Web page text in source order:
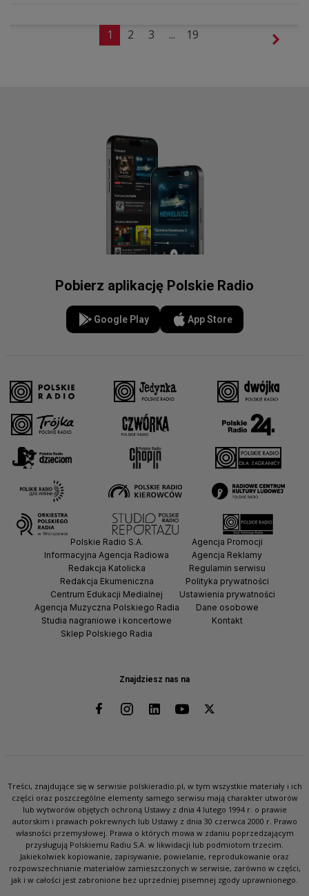
1 2 3 ... 19
Pobierz aplikację Polskie Radio
Google Play App Store
Znajdziesz nas na
Polskie Radio S.A.
Informacyjna Agencja Radiowa
Redakcja Katolicka
Redakcja Ekumeniczna
Centrum Edukacji Medialnej
Agencja Muzyczna Polskiego Radia
Studia nagraniowe i koncertowe
Sklep Polskiego Radia
Agencja Promocji
Agencja Reklamy
Regulamin serwisu
Polityka prywatności
Ustawienia prywatności
Dane osobowe
Kontakt
Treści, znajdujące się w serwisie polskieradio.pl, w tym wszystkie materiały i ich
części oraz poszczególne elementy samego serwisu mają charakter utworów
lub wytworów objętych ochroną Ustawy z dnia 4 lutego 1994 r. o prawie
autorskim i prawach pokrewnych lub Ustawy z dnia 30 czerwca 2000 r. Prawo
własności przemysłowej. Prawa o których mowa w zdaniu poprzedzającym
przysługują Polskiemu Radiu S.A. w likwidacji lub podmiotom trzecim.
Jakiekolwiek kopiowanie, zapisywanie, powielanie, reprodukowanie oraz
rozpowszechnianie materiałów zamieszczonych w serwisie, zarówno w części,
jak i w całości jest zabronione bez uprzedniej pisemnej zgody uprawnionego.